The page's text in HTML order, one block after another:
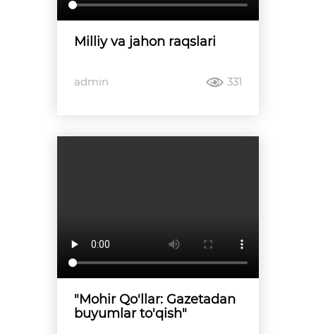
Milliy va jahon raqslari
admin 331
"Mohir Qo'llar: Gazetadan
buyumlar to'qish"